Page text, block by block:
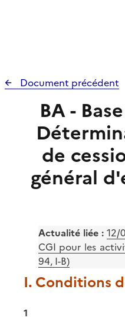
Document précédent
BA -
de
général
Actualité liée : 12/
CGI pour les
94, I-B)
I. Conditions
1